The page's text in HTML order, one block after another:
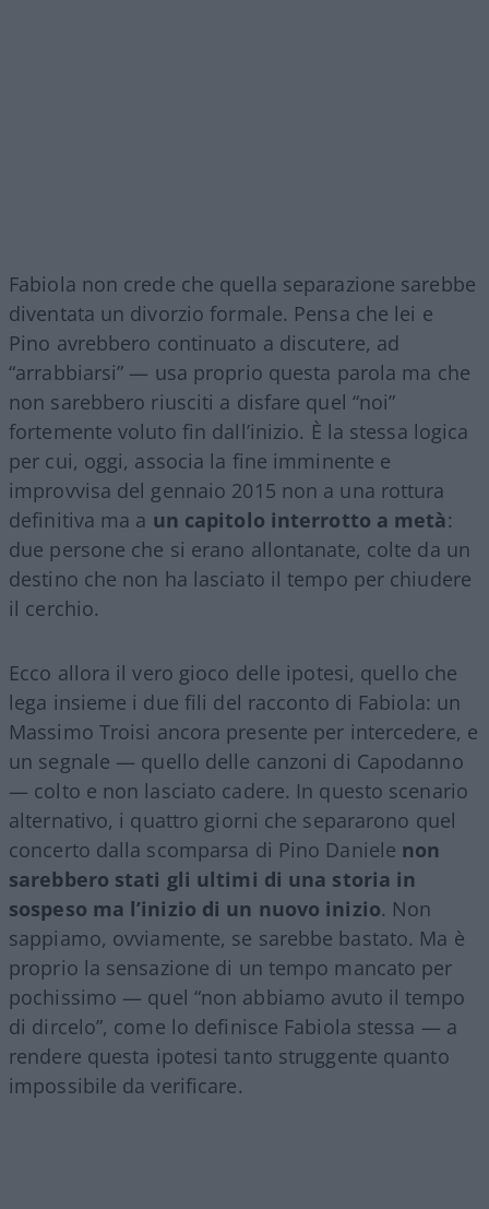
Fabiola non crede che quella separazione sarebbe
diventata un divorzio formale. Pensa che lei e
Pino avrebbero continuato a discutere, ad
“arrabbiarsi” — usa proprio questa parola ma che
non sarebbero riusciti a disfare quel “noi”
fortemente voluto fin dall’inizio. È la stessa logica
per cui, oggi, associa la fine imminente e
improvvisa del gennaio 2015 non a una rottura
definitiva ma a un capitolo interrotto a metà:
due persone che si erano allontanate, colte da un
destino che non ha lasciato il tempo per chiudere
il cerchio.
Ecco allora il vero gioco delle ipotesi, quello che
lega insieme i due fili del racconto di Fabiola: un
Massimo Troisi ancora presente per intercedere, e
un segnale — quello delle canzoni di Capodanno
— colto e non lasciato cadere. In questo scenario
alternativo, i quattro giorni che separarono quel
concerto dalla scomparsa di Pino Daniele non
sarebbero stati gli ultimi di una storia in
sospeso ma l’inizio di un nuovo inizio. Non
sappiamo, ovviamente, se sarebbe bastato. Ma è
proprio la sensazione di un tempo mancato per
pochissimo — quel “non abbiamo avuto il tempo
di dircelo”, come lo definisce Fabiola stessa — a
rendere questa ipotesi tanto struggente quanto
impossibile da verificare.